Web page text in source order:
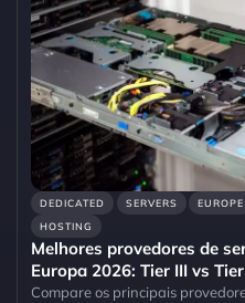
DEDICATED SERVERS EUROPE
HOSTING
Melhores provedores de
Europa 2026: Tier III vs
Compare os principais